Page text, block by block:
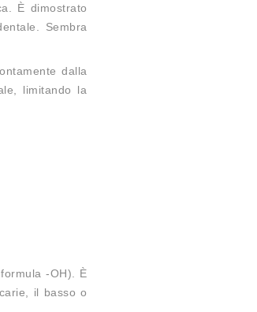
È dimostrato
Sembra
dalla
limitando la
-OH). È
il basso o